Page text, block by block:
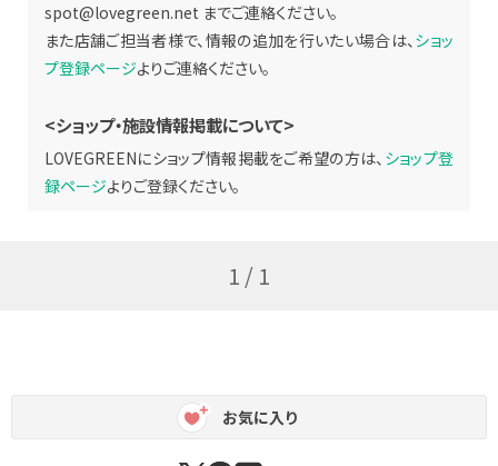
spot@lovegreen.net までご連絡ください。
また店舗ご担当者様で、情報の追加を行いたい場合は、ショッ
プ登録ページよりご連絡ください。
<ショップ・施設情報掲載について>
LOVEGREENにショップ情報掲載をご希望の方は、 ショップ登
録ページよりご登録ください。
1 / 1
お気に入り